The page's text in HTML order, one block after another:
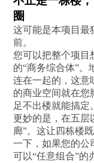
圈
这可能是本项目最
前。
您可以把整个项目
的“商务综合体”。
连在一起的，这意
的商业空间就在您
足不出楼就能搞定。
更妙的是，在五层
廊”。这让四栋楼
一下，如果您的公
可以“任意组合”的